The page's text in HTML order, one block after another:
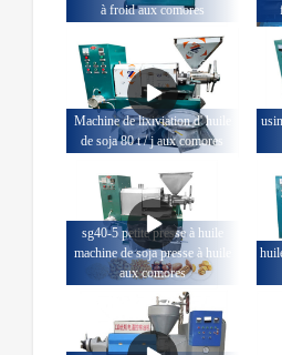
à froid aux comores
Machine de lixiviation d' huile
de soja 80 t / j aux comores
sg40-5 petite presse à huile
machine de soja presse à huile
aux comores